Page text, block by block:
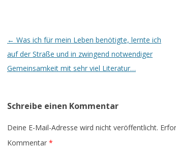
Beitrags-
Navigation
← Was ich für mein Leben benötigte, lernte ich
auf der Straße und in zwingend notwendiger
Gemeinsamkeit mit sehr viel Literatur…
Schreibe einen Kommentar
Deine E-Mail-Adresse wird nicht veröffentlicht.
Kommentar *